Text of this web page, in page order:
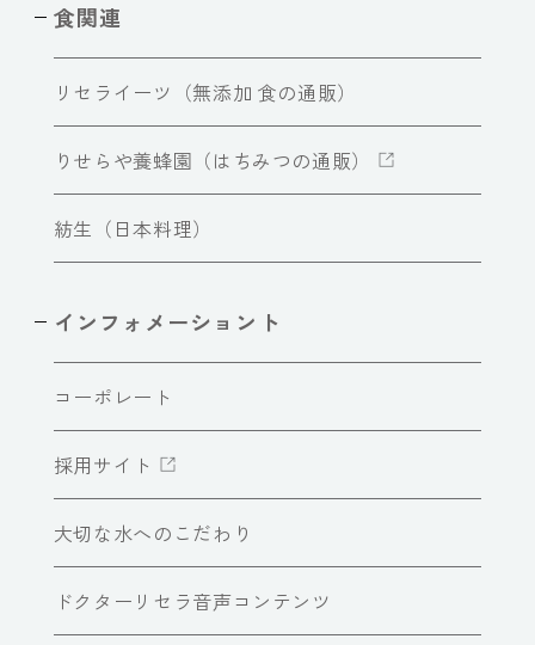
食関連
リセライーツ（無添加 食の通販）
りせらや養蜂園（はちみつの通販）
紡生（日本料理）
インフォメーショント
コーポレート
採用サイト
大切な水へのこだわり
ドクターリセラ音声コンテンツ